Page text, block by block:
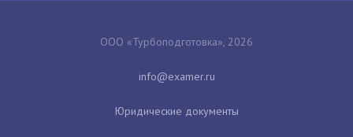
ООО «Турбоподготовка», 2026
Юридические документы